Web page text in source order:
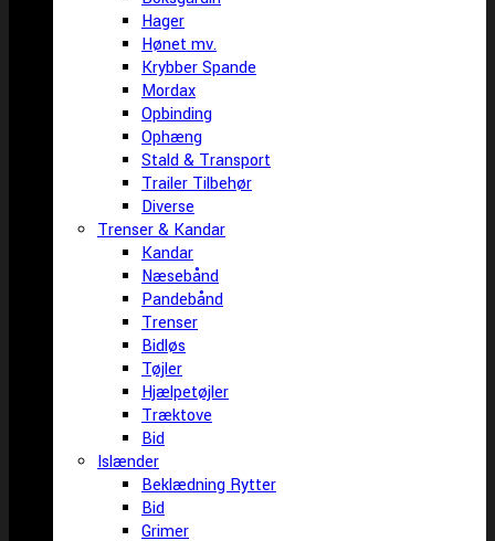
Hager
Hønet mv.
Krybber Spande
Mordax
Opbinding
Ophæng
Stald & Transport
Trailer Tilbehør
Diverse
Trenser & Kandar
Kandar
Næsebånd
Pandebånd
Trenser
Bidløs
Tøjler
Hjælpetøjler
Træktove
Bid
Islænder
Beklædning Rytter
Bid
Grimer